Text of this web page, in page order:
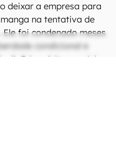
deixar a empresa para
na tentativa de
foi condenado meses
condicional e
mil. O inquérito concluiu